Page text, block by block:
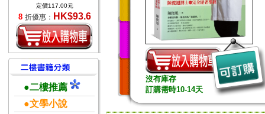
定價117.00元
8 折優惠： HK$93.6
●二樓推薦
●文學小說
沒有庫存
訂購需時10-14天